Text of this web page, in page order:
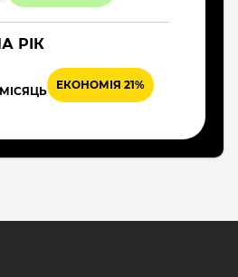
РІК
ЕКОНОМІЯ 21%